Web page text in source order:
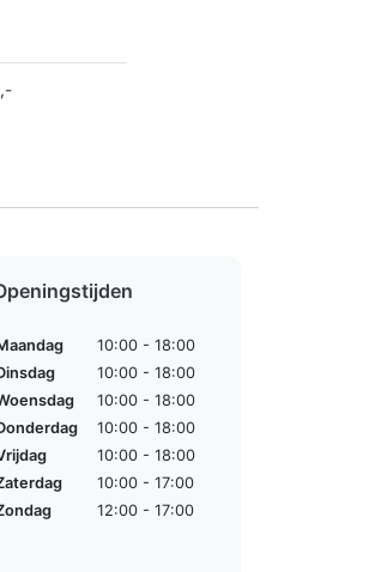
10:00 - 18:00
10:00 - 18:00
10:00 - 18:00
10:00 - 18:00
10:00 - 18:00
10:00 - 17:00
12:00 - 17:00